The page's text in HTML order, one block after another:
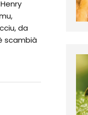
da
scambià